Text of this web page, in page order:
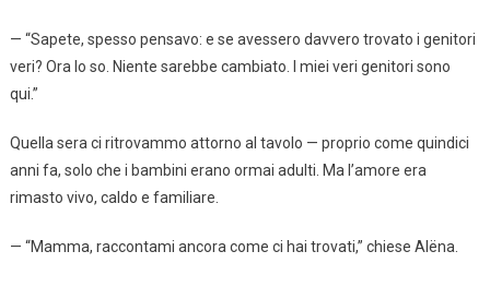
— “Sapete, spesso pensavo: e se avessero davvero trovato i genitori
veri? Ora lo so. Niente sarebbe cambiato. I miei veri genitori sono
qui.”
Quella sera ci ritrovammo attorno al tavolo — proprio come quindici
anni fa, solo che i bambini erano ormai adulti. Ma l’amore era
rimasto vivo, caldo e familiare.
— “Mamma, raccontami ancora come ci hai trovati,” chiese Alëna.